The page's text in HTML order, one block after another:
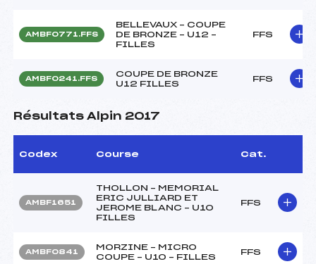
AMBF0771.FFS
BELLEVAUX – COUPE
DE BRONZE – U12 –
FILLES
FFS
AMBF0241.FFS
COUPE DE BRONZE
U12 FILLES
FFS
Résultats Alpin 2017
Codex Course Cat.
AMBF1651
THOLLON – MEMORIAL
ERIC JULLIARD ET
JEROME BLANC – U10
FILLES
FFS
AMBF0841
MORZINE – MICRO
COUPE – U10 – FILLES
FFS